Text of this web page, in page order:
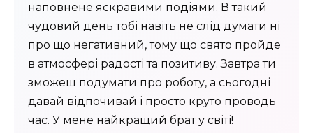
наповнене яскравими подіями. В такий
чудовий день тобі навіть не слід думати ні
про що негативний, тому що свято пройде
в атмосфері радості та позитиву. Завтра ти
зможеш подумати про роботу, а сьогодні
давай відпочивай і просто круто проводь
час. У мене найкращий брат у світі!